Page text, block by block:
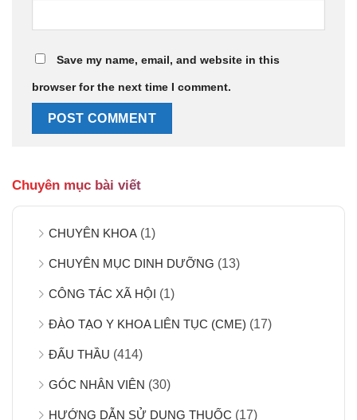
Save my name, email, and website in this
browser for the next time I comment.
Chuyên mục bài viết
CHUYÊN KHOA (1)
CHUYÊN MỤC DINH DƯỠNG (13)
CÔNG TÁC XÃ HỘI (1)
ĐÀO TẠO Y KHOA LIÊN TỤC (CME) (17)
ĐẤU THẦU (414)
GÓC NHÂN VIÊN (30)
HƯỚNG DẪN SỬ DỤNG THUỐC (17)